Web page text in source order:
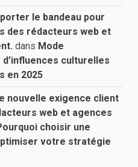
le bandeau pour
des rédacteurs web et
dans Mode
culturelles
en 2025
nouvelle exigence client
web et agences
choisir une
votre stratégie